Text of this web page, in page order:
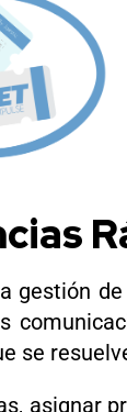
gestión
se
asignar